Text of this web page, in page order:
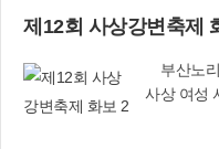
기여할 것으로 기대된다”며
다. 문의 : 복지정책과(☎310-
제12회 사상강변축제
사상 여성